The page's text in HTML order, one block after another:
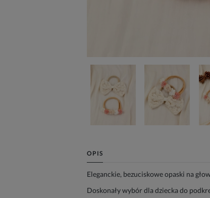
OPIS
Eleganckie, bezuciskowe opaski na
Doskonały wybór dla dziecka do